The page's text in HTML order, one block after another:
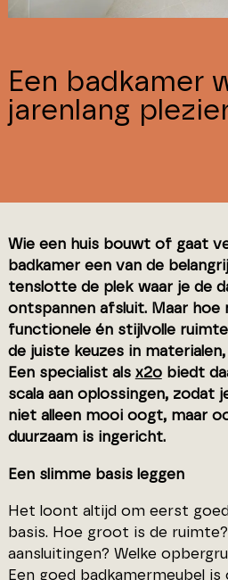
Een badkamer
jarenlang
Wie een huis bouwt of gaat
badkamer een van de
tenslotte de plek waar je de
ontspannen afsluit. Maar hoe
functionele én stijlvolle
de juiste keuzes in
Een specialist als x2obiedt
scala aan oplossingen, zodat
niet alleen mooi oogt, maar
duurzaam is ingericht.
Een slimme basis leggen
Het loont altijd om eerst
basis. Hoe groot is de
aansluitingen? Welke
Een goed badkamermeubel is